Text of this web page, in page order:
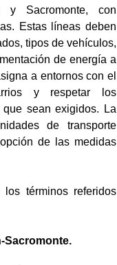
y Sacromonte, con
Estas líneas deben
tipos de vehículos,
de energía a
a entornos con el
y respetar los
sean exigidos. La
de transporte
de las medidas
términos referidos
Sacromonte.